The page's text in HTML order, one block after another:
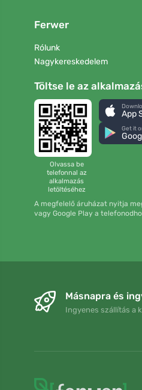
Ferwer
Rólunk
Nagykereskedelem
Töltse le az
Olvassa be
telefonnal az
alkalmazás
letöltéséhez
App
Get it
A megfelelő áruházat nyitja
vagy Google Play a
Másnapra és
Ingyenes szállítás a